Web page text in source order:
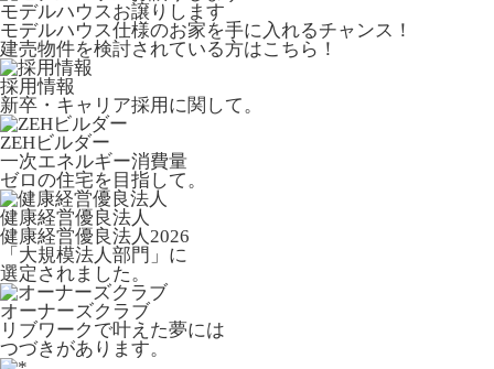
モデルハウスお譲りします
モデルハウス仕様のお家を手に入れるチャンス！
建売物件を検討されている方はこちら！
採用情報
新卒・キャリア採用に関して。
ZEHビルダー
一次エネルギー消費量
ゼロの住宅を目指して。
健康経営優良法人
健康経営優良法人2026
「大規模法人部門」に
選定されました。
オーナーズクラブ
リブワークで叶えた夢には
つづきがあります。